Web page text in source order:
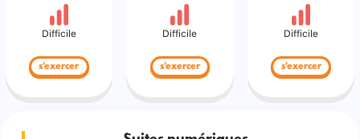
Difficile
s'exercer
Difficile
s'exercer
Difficile
s'exercer